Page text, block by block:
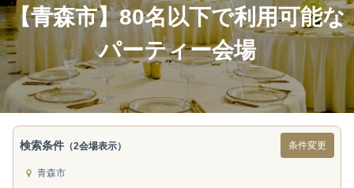
【青森市】80名以下で利用可能な
パーティー会場
検索条件 （2会場表示） 条件変更
青森市